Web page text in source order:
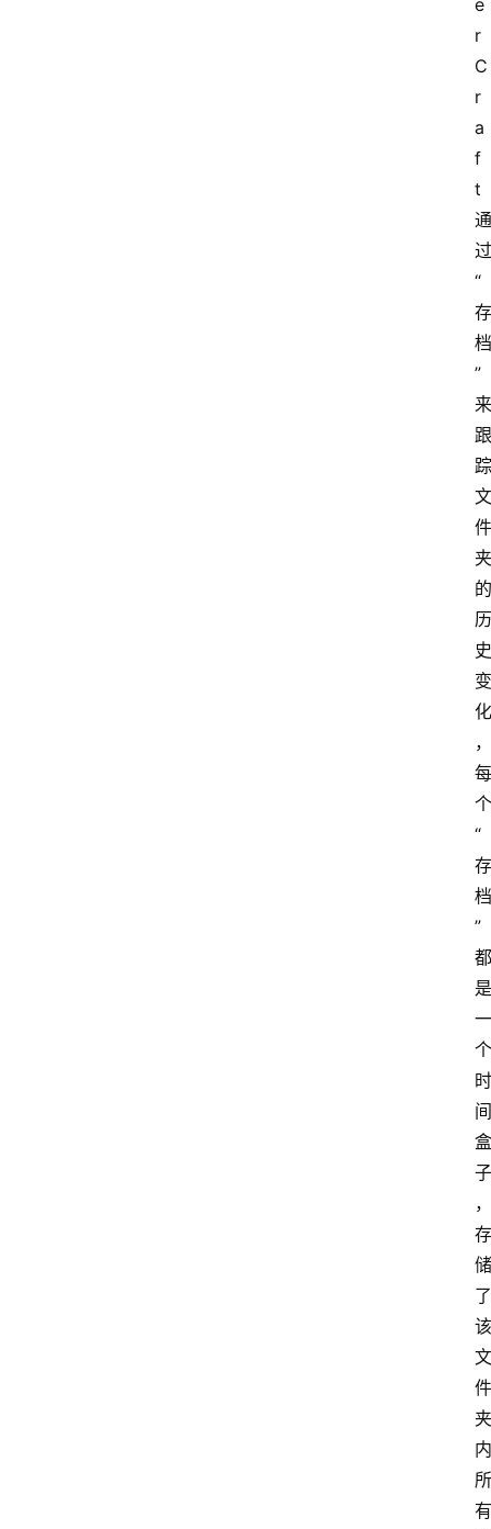
e
r
C
r
a
f
t
通
过
“
存
档
”
来
跟
踪
文
件
夹
的
历
史
变
化
，
每
个
“
存
档
”
都
是
一
个
时
间
盒
子
，
存
储
了
该
文
件
夹
内
所
有